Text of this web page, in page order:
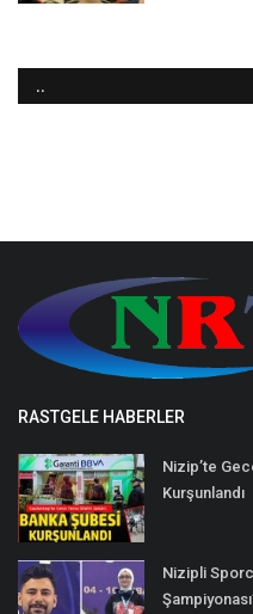
..
RASTGELE HABERLER
Nizip’te
Kurşunlandı
Nizipli